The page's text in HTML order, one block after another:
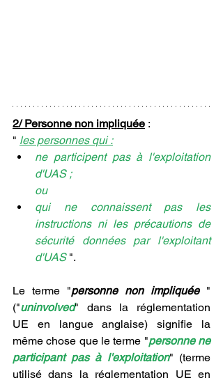
2/ Personne non impliquée :
" les personnes qui :
ne participent pas à l'exploitation
d'UAS ;
ou
qui ne connaissent pas les
instructions ni les précautions de
sécurité données par l'exploitant
d'UAS ".
Le terme "personne non impliquée "
("uninvolved" dans la réglementation
UE en langue anglaise) signifie la
même chose que le terme "personne ne
participant pas à l'exploitation" (terme
utilisé dans la réglementation UE en